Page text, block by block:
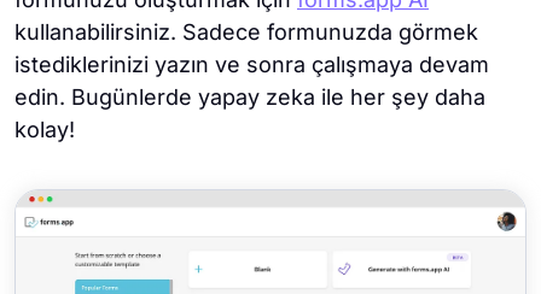
kullanabilirsiniz. Sadece formunuzda görmek
istediklerinizi yazın ve sonra çalışmaya devam
edin. Bugünlerde yapay zeka ile her şey daha
kolay!